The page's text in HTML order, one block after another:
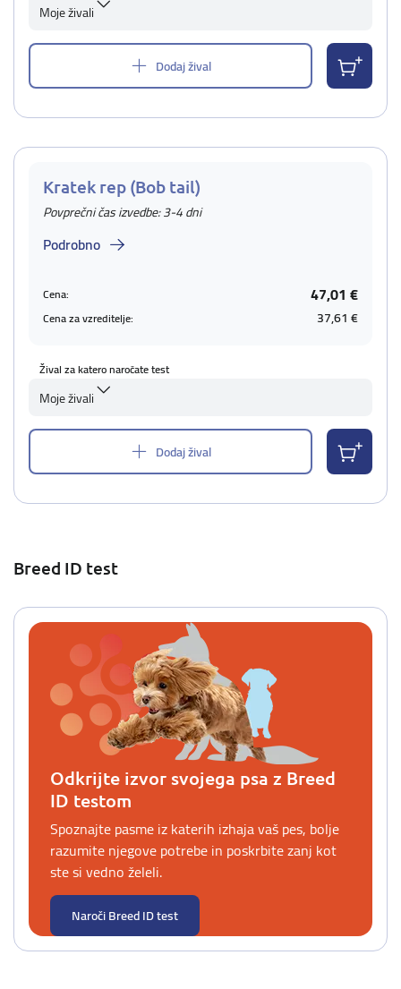
Moje živali
Dodaj žival
Kratek rep (Bob tail)
Povprečni čas izvedbe: 3-4 dni
Podrobno
Cena: 47,01 €
Cena za vzreditelje: 37,61 €
Žival za katero naročate test
Moje živali
Dodaj žival
Breed ID test
Odkrijte izvor svojega psa z Breed
ID testom
Spoznajte pasme iz katerih izhaja vaš pes, bolje
razumite njegove potrebe in poskrbite zanj kot
ste si vedno želeli.
Naroči Breed ID test